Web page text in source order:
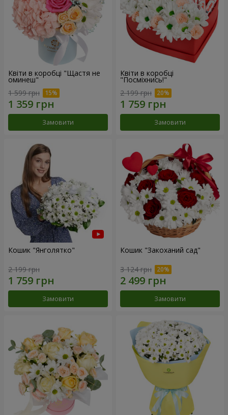
Квіти в коробці "Щастя не
оминеш"
1 599 грн
Замовити
Квіти в коробці
"Посміхнись!"
2 199 грн
Замовити
Кошик "Янголятко"
2 199 грн
Замовити
Кошик "Закоханий сад"
3 124 грн
Замовити